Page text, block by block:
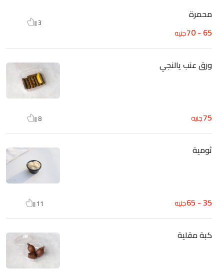
محمرة
65 - 70
جنيه
3
ورق عنب يالنجي
75جنيه 8
ثومية
35 - 65 جنيه 11
كبة مقلية